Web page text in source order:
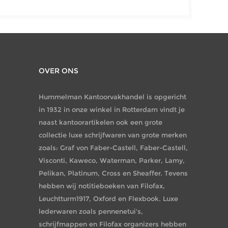
OVER ONS
Hummelman Kantoorvakhandel is opgericht
in 1932 in onze winkel in Rotterdam vindt je
naast kantoorartikelen ook een grote
collectie luxe schrijfwaren van grote merken
zoals: Graf von Faber-Castell, Faber-Castell,
Visconti, Kaweco, Waterman, Parker, Lamy,
Pelikan, Platinum, Cross en Sheaffer. Tevens
hebben wij notitieboeken van Filofax,
Leuchtturm1917, Oxford en Flexbook. Luxe
lederwaren zoals pennenetui's,
schrijfmappen en Filofax organizers hebben